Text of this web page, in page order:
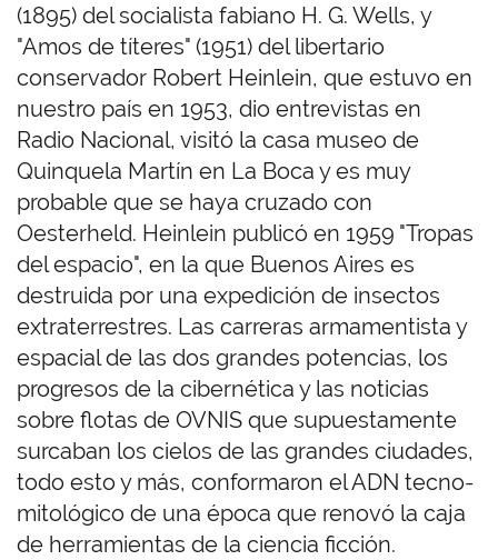
(1895) del socialista fabiano H. G. Wells, y
"Amos de títeres" (1951) del libertario
conservador Robert Heinlein, que estuvo en
nuestro país en 1953, dio entrevistas en
Radio Nacional, visitó la casa museo de
Quinquela Martín en La Boca y es muy
probable que se haya cruzado con
Oesterheld. Heinlein publicó en 1959 "Tropas
del espacio", en la que Buenos Aires es
destruida por una expedición de insectos
extraterrestres. Las carreras armamentista y
espacial de las dos grandes potencias, los
progresos de la cibernética y las noticias
sobre flotas de OVNIS que supuestamente
surcaban los cielos de las grandes ciudades,
todo esto y más, conformaron el ADN tecno-
mitológico de una época que renovó la caja
de herramientas de la ciencia ficción.